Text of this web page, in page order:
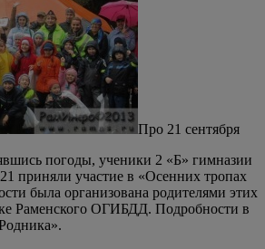
Про 21 сентября
погоды, ученики 2 «Б» гимназии
участие в «Осенних тропах
была организована родителями этих
Раменского ОГИБДД. Подробности в